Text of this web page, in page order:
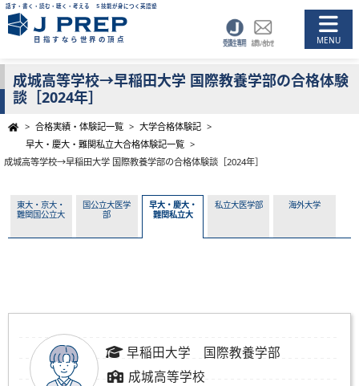
話す・書く・読む・聴く・考える ５技能が身につく英語塾
目指すなら世界の頂点
成城高等学校→早稲田大学 国際教養学部の合格体験
談［2024年］
> 合格実績・体験記一覧 > 大学合格体験記 >
早大・慶大・難関私立大合格体験記一覧 >
成城高等学校→早稲田大学 国際教養学部の合格体験談［2024年］
東大・京大・
難関国公立大
国公立大医学
部
早大・慶大・
難関私立大
私立大医学部 海外大学
早稲田大学 国際教養学部
成城高等学校